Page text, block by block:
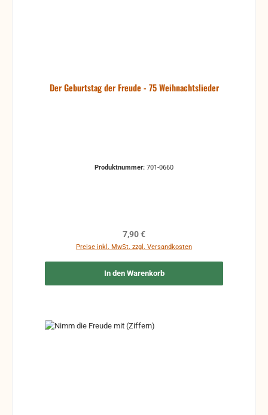
Der Geburtstag der Freude - 75 Weihnachtslieder
Produktnummer: 701-0660
Regulärer Preis:
7,90 €
Preise inkl. MwSt. zzgl. Versandkosten
In den Warenkorb